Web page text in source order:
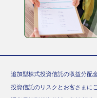
追加型株式投資信託の収益分配
投資信託のリスクとお客さまに